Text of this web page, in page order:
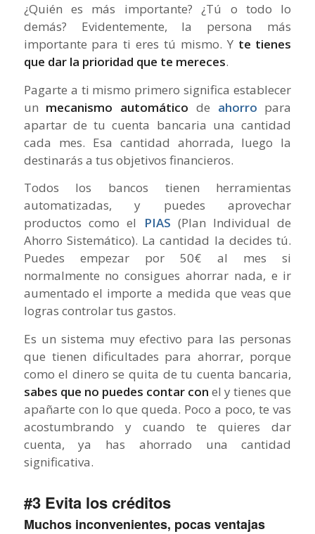
¿Quién es más importante? ¿Tú o todo lo
demás? Evidentemente, la persona más
importante para ti eres tú mismo. Y te tienes
que dar la prioridad que te mereces.
Pagarte a ti mismo primero significa establecer
un mecanismo automático de ahorro para
apartar de tu cuenta bancaria una cantidad
cada mes. Esa cantidad ahorrada, luego la
destinarás a tus objetivos financieros.
Todos los bancos tienen herramientas
automatizadas, y puedes aprovechar
productos como el
PIAS (Plan Individual de
Ahorro Sistemático). La cantidad la decides tú.
Puedes empezar por 50€ al mes si
normalmente no consigues ahorrar nada, e ir
aumentado el importe a medida que veas que
logras controlar tus gastos.
Es un sistema muy efectivo para las personas
que tienen dificultades para ahorrar, porque
como el dinero se quita de tu cuenta bancaria,
sabes que no puedes contar con el y tienes que
apañarte con lo que queda. Poco a poco, te vas
acostumbrando y cuando te quieres dar
cuenta, ya has ahorrado una cantidad
significativa.
#3 Evita los créditos
Muchos inconvenientes, pocas ventajas